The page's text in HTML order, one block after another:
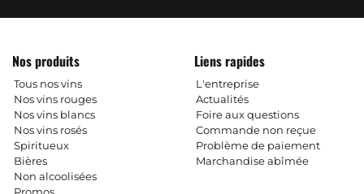
Nos produits
Tous nos vins
Nos vins rouges
Nos vins blancs
Nos vins rosés
Spiritueux
Bières
Non alcoolisées
Promos
Liens rapides
L'entreprise
Actualités
Foire aux questions
Commande non reçue
Problème de paiement
Marchandise abîmée